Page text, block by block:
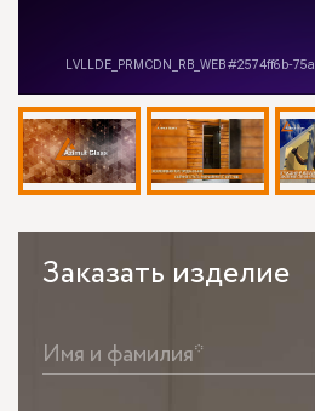
Заказать изделие
Имя и фамилия*